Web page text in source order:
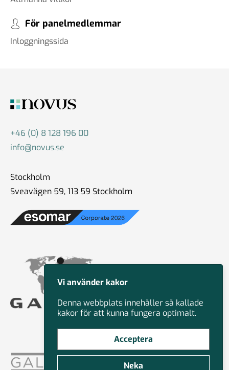
För panelmedlemmar
Inloggningssida
+46 (0) 8 128 196 00
info@novus.se
Stockholm
Sveavägen 59, 113 59 Stockholm
Vi använder kakor
Denna webbplats innehåller så kallade
kakor för att kunna fungera optimalt.
Acceptera
Neka